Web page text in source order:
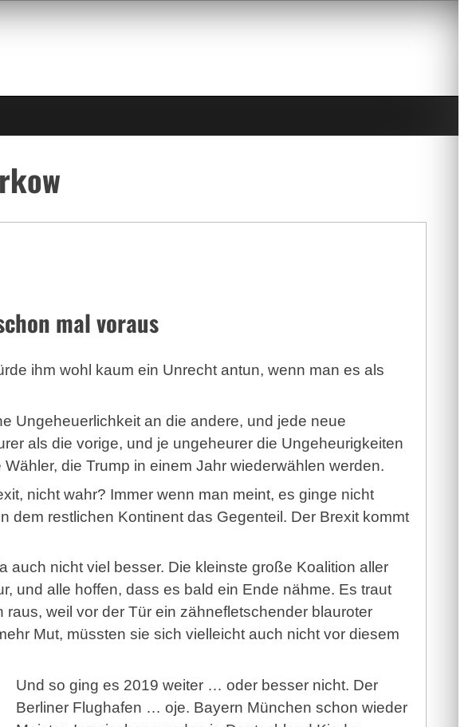
mal voraus
ihm wohl kaum ein Unrecht antun, wenn man es als
Ungeheuerlichkeit an die andere, und jede neue
als die vorige, und je ungeheurer die Ungeheurigkeiten
die Trump in einem Jahr wiederwählen werden.
nicht wahr? Immer wenn man meint, es ginge nicht
dem restlichen Kontinent das Gegenteil. Der Brexit kommt
auch nicht viel besser. Die kleinste große Koalition aller
und alle hoffen, dass es bald ein Ende nähme. Es traut
weil vor der Tür ein zähnefletschender blauroter
Mut, müssten sie sich vielleicht auch nicht vor diesem
Und so ging es 2019 weiter … oder besser nicht. Der
Berliner Flughafen … oje. Bayern München schon wieder